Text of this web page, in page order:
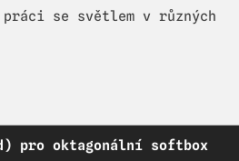
se světlem v různých
pro oktagonální softbox